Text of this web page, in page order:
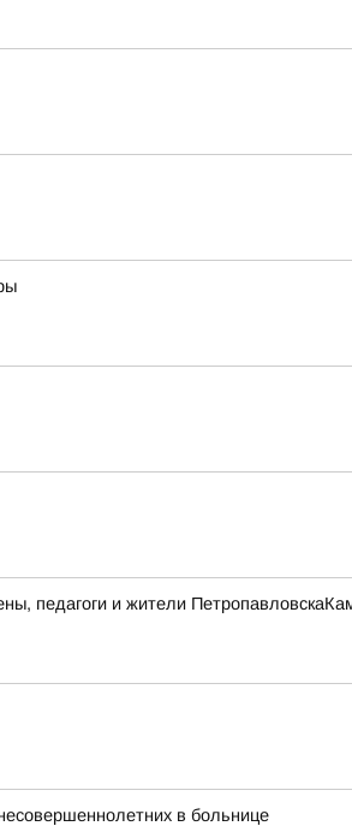
педагоги и жители
в больнице